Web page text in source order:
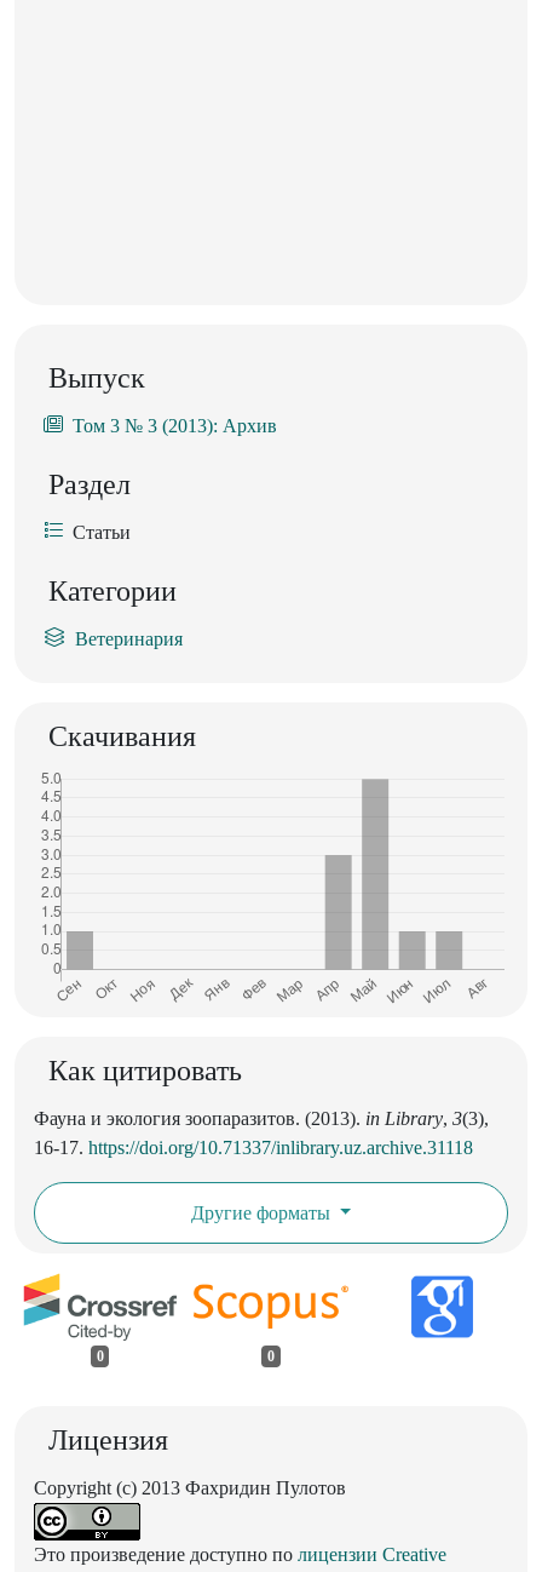
Выпуск
Том 3 № 3 (2013): Архив
Раздел
Статьи
Категории
Ветеринария
Скачивания
Как цитировать
Фауна и экология зоопаразитов. (2013). in Library, 3(3),
16-17. https://doi.org/10.71337/inlibrary.uz.archive.31118
Другие форматы
0 0
Лицензия
Copyright (c) 2013 Фахридин Пулотов
Это произведение доступно по лицензии Creative